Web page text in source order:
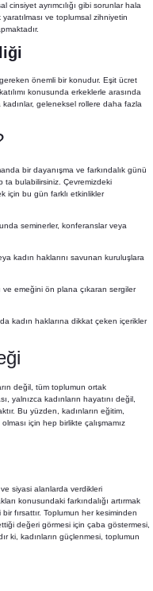
cinsiyet ayrımcılığı gibi sorunlar hala
ve toplumsal zihniyetin
önemli bir konudur. Eşit ücret
konusunda erkeklerle arasında
kadınlar, geleneksel rollere daha fazla
bir dayanışma ve farkındalık günü
ta bulabilirsiniz. Çevremizdeki
için bu gün farklı etkinlikler
seminerler, konferanslar veya
kadın haklarını savunan kuruluşlara
ve emeğini ön plana çıkaran sergiler
kadın haklarına dikkat çeken içerikler
değil, tüm toplumun ortak
yalnızca kadınların hayatını değil,
Bu yüzden, kadınların eğitim,
için hep birlikte çalışmamız
siyasi alanlarda verdikleri
konusundaki farkındalığı artırmak
fırsattır. Toplumun her kesiminden
değeri görmesi için çaba göstermesi,
ki, kadınların güçlenmesi, toplumun